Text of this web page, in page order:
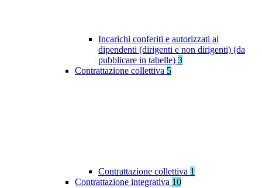
Incarichi conferiti e autorizzati ai
dipendenti (dirigenti e non dirigenti) (da
pubblicare in tabelle) 3
Contrattazione collettiva 5
Contrattazione collettiva 1
Contrattazione integrativa 10